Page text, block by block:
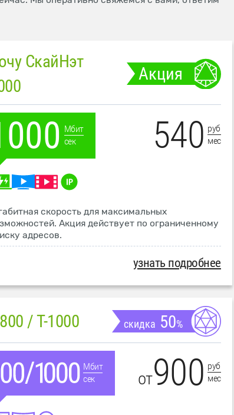
СкайНэт
Акция
Мбит
сек
540 руб
мес
скорость для максимальных
Акция действует по ограниченному
адресов.
узнать подробнее
/ T-1000 скидка 50%
Мбит
сек
от900 руб
мес